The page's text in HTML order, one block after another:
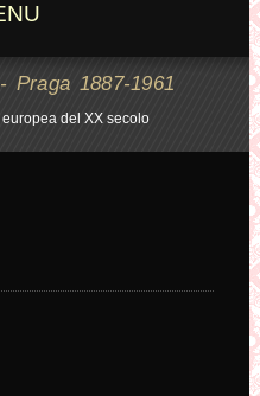
Praga 1887-1961
del XX secolo